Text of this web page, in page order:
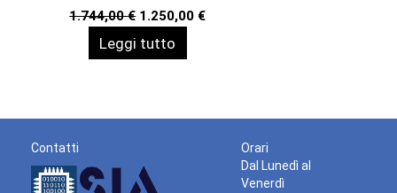
1.744,00€ Il
prezzo
originale
era:
1.250,00 €Il
Leggi tutto
Contatti
Orari
Dal Lunedì al
Venerdì